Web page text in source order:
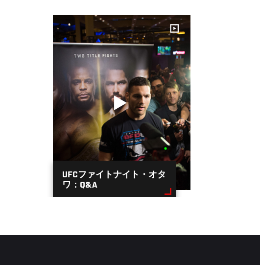
UFCファイトナイト・オタ
ワ：Q&A